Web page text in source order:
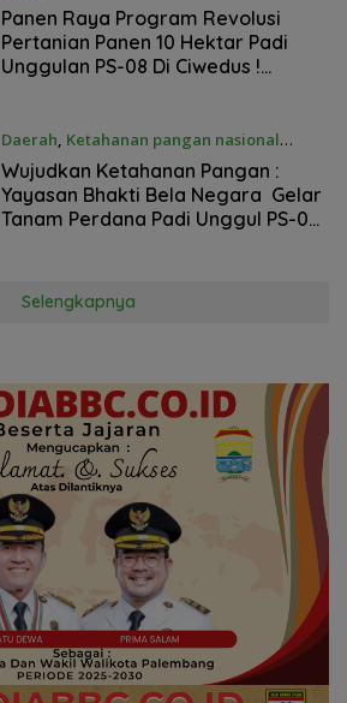
Oktober 29, 2025
Panen Raya Program Revolusi
Pertanian Panen 10 Hektar Padi
Unggulan PS-08 Di Ciwedus !
Daerah, Ketahanan pangan nasional
Oktober 17, 2025
Wujudkan Ketahanan Pangan :
Yayasan Bhakti Bela Negara Gelar
Tanam Perdana Padi Unggul PS-08
Selengkapnya